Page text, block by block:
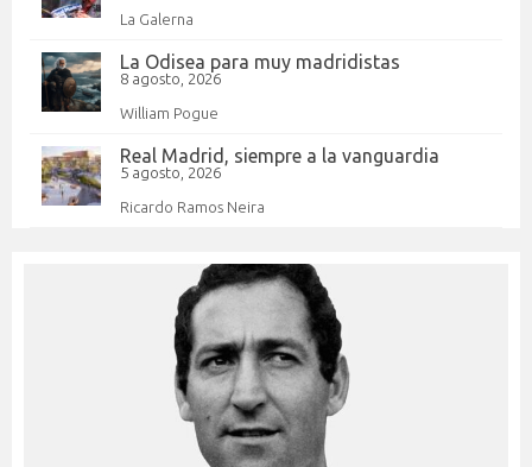
La Galerna
La Odisea para muy madridistas
8 agosto, 2026
William Pogue
Real Madrid, siempre a la vanguardia
5 agosto, 2026
Ricardo Ramos Neira